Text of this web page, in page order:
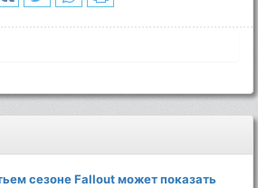
сезоне Fallout может показать